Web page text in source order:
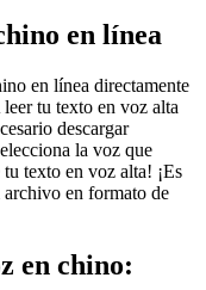
en línea
en línea directamente
leer tu texto en voz alta
descargar
la voz que
texto en voz alta! ¡Es
en formato de
en chino: